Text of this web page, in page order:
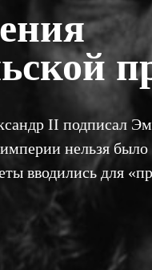
II подписал
нельзя было
вводились для